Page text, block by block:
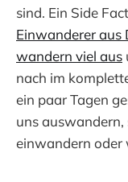
sind. Ein Side
Einwanderer aus
wandern viel aus
nach im
ein paar Tagen
uns auswandern,
einwandern oder